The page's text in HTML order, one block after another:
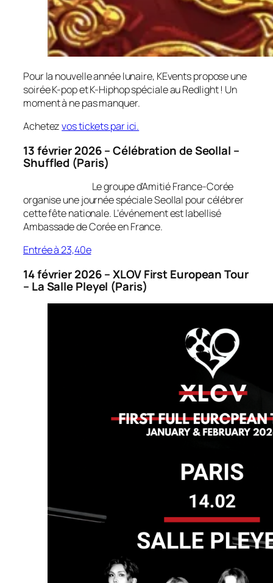
Pour la nouvelle année lunaire, KEvents propose une
soirée K-pop et K-Hiphop spéciale au Redlight ! Un
moment à ne pas manquer.
Achetezvos tickets par ici.
13 février 2026 – Célébration de Seollal –
Shuffled (Paris)
Le groupe d’Amitié France-Corée
organise une journée spéciale Seollal pour célébrer
cette fête nationale. L’événement est labellisé
Ambassade de Corée en France.
Entrée à 23,40e
14 février 2026 – XLOV First European Tour
– La Salle Pleyel (Paris)